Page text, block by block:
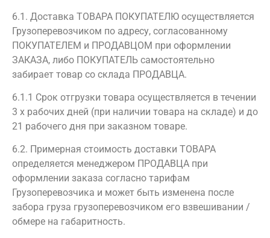
6.1. Доставка ТОВАРА ПОКУПАТЕЛЮ осуществляется
Грузоперевозчиком по адресу, согласованному
ПОКУПАТЕЛЕМ и ПРОДАВЦОМ при оформлении
ЗАКАЗА, либо ПОКУПАТЕЛЬ самостоятельно
забирает товар со склада ПРОДАВЦА.
6.1.1 Срок отгрузки товара осуществляется в течении
3 х рабочих дней (при наличии товара на складе) и до
21 рабочего дня при заказном товаре.
6.2. Примерная стоимость доставки ТОВАРА
определяется менеджером ПРОДАВЦА при
оформлении заказа согласно тарифам
Грузоперевозчика и может быть изменена после
забора груза грузоперевозчиком его взвешивании /
обмере на габаритность.